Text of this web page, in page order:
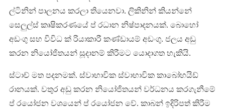
ල්ටිනින් පාලනය කරලා තියෙනවා. ලිකිනින් කියන්නේ
සෙලුල්ස් කෘෂිකරණයේ ප් රධාන නිෂ්පාදනයක්. බොහෝ
අඩංගු සහ විවිධ ක් රියාකාරී කණ්ඩායම් අඩංගු. ජලය අඩු
කරන නියෝජිතයන් සූදානම් කිරීමට යොදාගත හැකියි.
ස්ටාච් මත පදනමක්. ස්වාභාවික ස්වාභාවික කාබෝහයිඩ්
රානයක්. වතුර අඩු කරන නියෝජිතයන් වර්ධනය කරගැනීමේ
ප් රයෝජන වශයෙන් ප් රයෝජන වේ. කාබන් ඉදිරිපත් කිරීම